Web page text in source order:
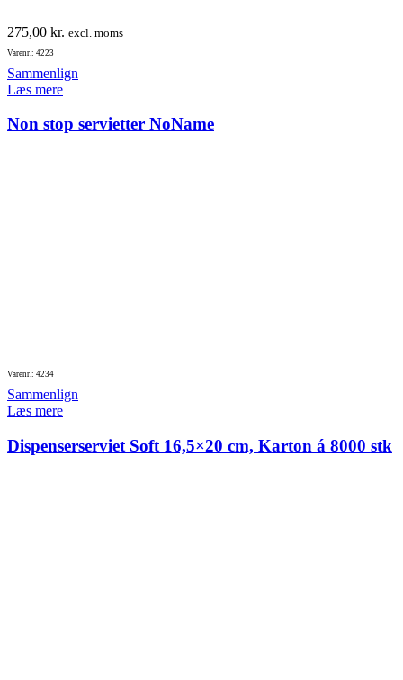
275,00 kr. excl. moms
Varenr.: 4223
Sammenlign
Læs mere
Non stop servietter NoName
Varenr.: 4234
Sammenlign
Læs mere
Dispenserserviet Soft 16,5×20 cm, Karton á 8000 stk